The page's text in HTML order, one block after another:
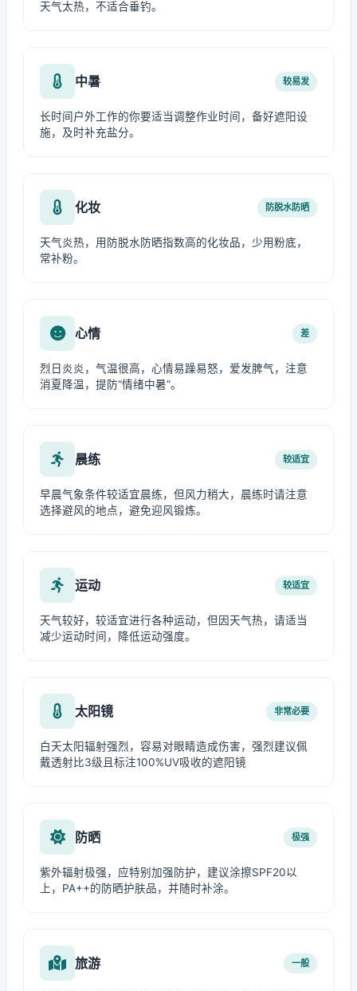
天气太热，不适合垂钓。
中暑 较易发
长时间户外工作的你要适当调整作业时间，备好遮阳设
施，及时补充盐分。
化妆 防脱水防晒
天气炎热，用防脱水防晒指数高的化妆品，少用粉底，
常补粉。
心情 差
烈日炎炎，气温很高，心情易躁易怒，爱发脾气，注意
消夏降温，提防“情绪中暑”。
晨练 较适宜
早晨气象条件较适宜晨练，但风力稍大，晨练时请注意
选择避风的地点，避免迎风锻炼。
运动 较适宜
天气较好，较适宜进行各种运动，但因天气热，请适当
减少运动时间，降低运动强度。
太阳镜 非常必要
白天太阳辐射强烈，容易对眼睛造成伤害，强烈建议佩
戴透射比3级且标注100%UV吸收的遮阳镜
防晒 极强
紫外辐射极强，应特别加强防护，建议涂擦SPF20以
上，PA++的防晒护肤品，并随时补涂。
旅游 一般